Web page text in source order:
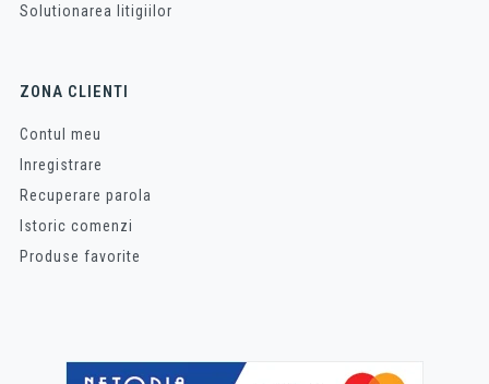
Solutionarea litigiilor
ZONA CLIENTI
Contul meu
Inregistrare
Recuperare parola
Istoric comenzi
Produse favorite